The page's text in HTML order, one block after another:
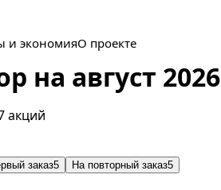
и экономияО проекте
на август 2026
акций
заказ5 На повторный заказ5